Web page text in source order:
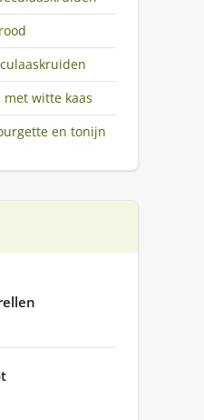
witte kaas
en tonijn